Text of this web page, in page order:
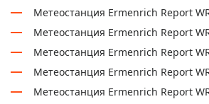
Метеостанция Ermenrich Report
Метеостанция Ermenrich Report
Метеостанция Ermenrich Report
Метеостанция Ermenrich Report
Метеостанция Ermenrich Report